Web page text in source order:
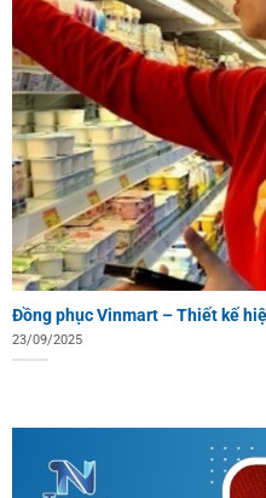
Đồng phục Vinmart – Thiết kế
23/09/2025